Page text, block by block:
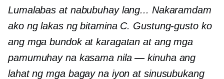
Lumalabas at nabubuhay lang... Nakaramdam
ako ng lakas ng bitamina C. Gustung-gusto ko
ang mga bundok at karagatan at ang mga
pamumuhay na kasama nila — kinuha ang
lahat ng mga bagay na iyon at sinusubukang